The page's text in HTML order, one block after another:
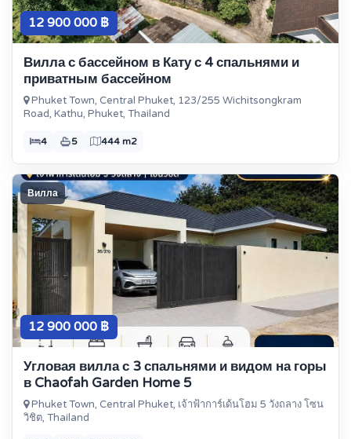
12 900 000 ฿
Вилла с бассейном в Кату с 4 спальнями и
приватным бассейном
Phuket Town, Central Phuket, 123/255 Wichitsongkram
Road, Kathu, Phuket, Thailand
4 5 444 m2
Вилла
12 900 000 ฿
Угловая вилла с 3 спальнями и видом на горы
в Chaofah Garden Home 5
Phuket Town, Central Phuket, เจ้าฟ้าการ์เด้นโฮม 5 วังถลาง โซน
วิชิต, Thailand